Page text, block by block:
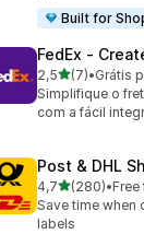
Built for
FedEx ‑
2,5de 5 estrelas
(7)
7 avaliações ao
•Grátis
Simplifique o
com a fácil
Post & DHL
4,7de 5 estrelas
(280)
280 avaliações
•Free
Save time when
labels